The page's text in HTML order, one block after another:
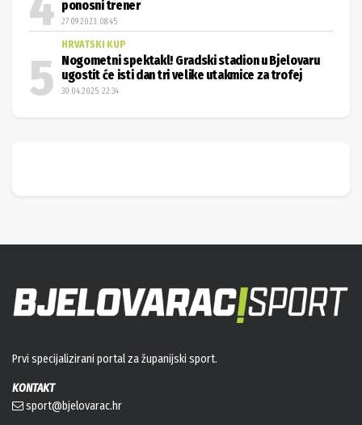
ponosni trener
27.09.2023. 08:45
HRVATSKI KUP
Nogometni spektakl! Gradski stadion u Bjelovaru
ugostit će isti dan tri velike utakmice za trofej
30.04.2025. 22:34
Prvi specijalizirani portal za županijski sport.
KONTAKT
sport@bjelovarac.hr